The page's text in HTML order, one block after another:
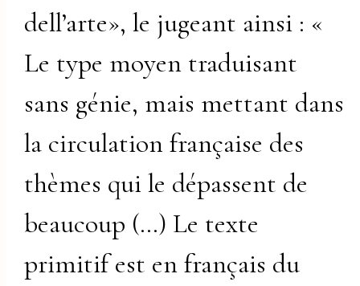
dell’arte», le jugeant ainsi : «
Le type moyen traduisant
sans génie, mais mettant dans
la circulation française des
thèmes qui le dépassent de
beaucoup (…) Le texte
primitif est en français du